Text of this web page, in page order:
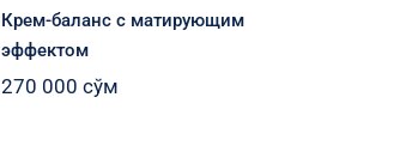
Крем-баланс с матирующим
эффектом
270 000 сўм